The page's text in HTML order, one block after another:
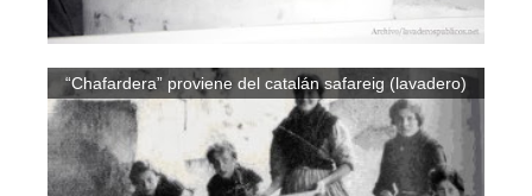
“Chafardera” proviene del catalán safareig (lavadero)